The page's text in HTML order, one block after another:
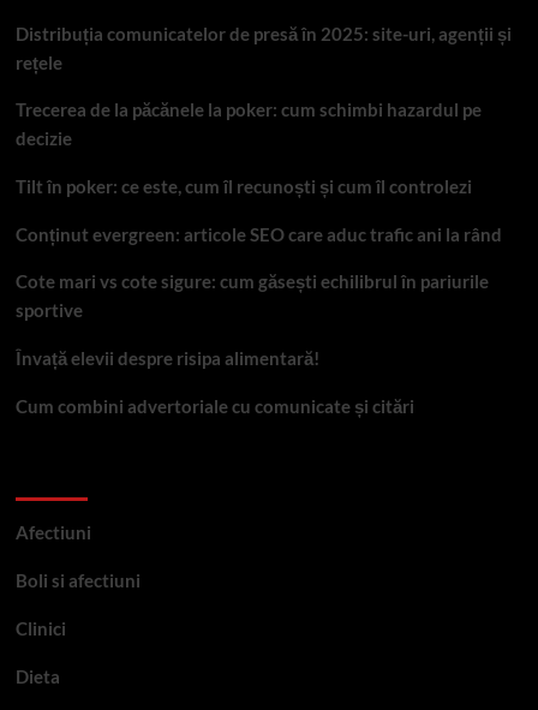
Distribuția comunicatelor de presă în 2025: site-uri, agenții și
rețele
Trecerea de la păcănele la poker: cum schimbi hazardul pe
decizie
Tilt în poker: ce este, cum îl recunoști și cum îl controlezi
Conținut evergreen: articole SEO care aduc trafic ani la rând
Cote mari vs cote sigure: cum găsești echilibrul în pariurile
sportive
Învață elevii despre risipa alimentară!
Cum combini advertoriale cu comunicate și citări
Afectiuni
Boli si afectiuni
Clinici
Dieta